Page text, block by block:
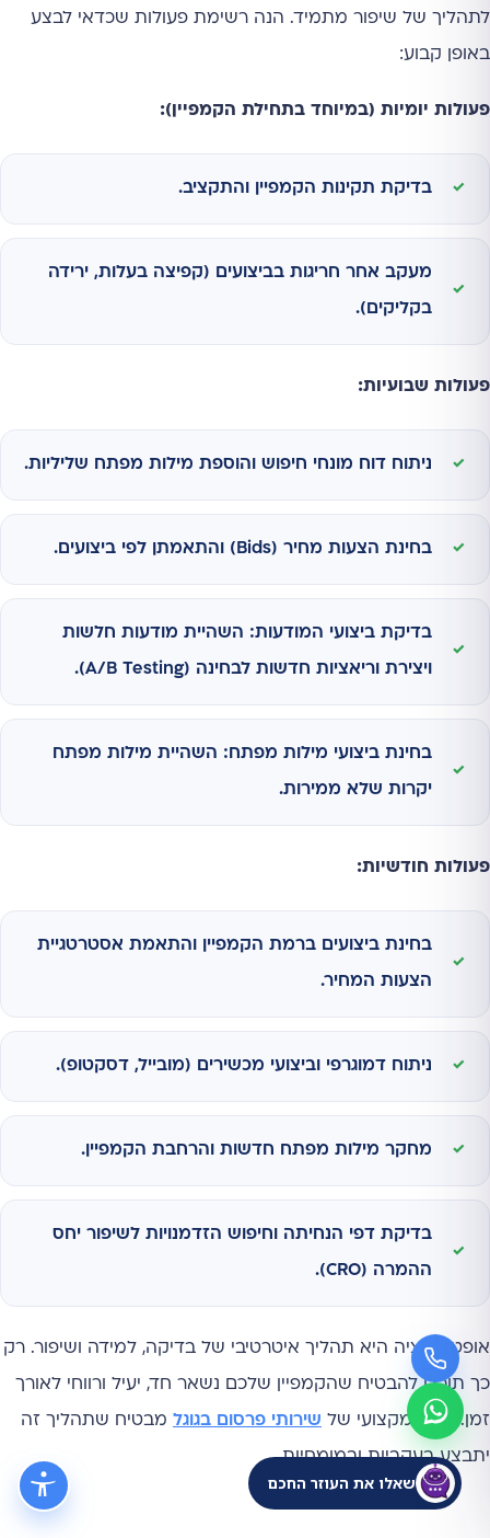
לתהליך של שיפור מתמיד. הנה רשימת פעולות שכדאי לבצע
באופן קבוע:
פעולות יומיות (במיוחד בתחילת הקמפיין):
בדיקת תקינות הקמפיין והתקציב.
מעקב אחר חריגות בביצועים (קפיצה בעלות, ירידה
בקליקים).
פעולות שבועיות:
ניתוח דוח מונחי חיפוש והוספת מילות מפתח שליליות.
בחינת הצעות מחיר (Bids) והתאמתן לפי ביצועים.
בדיקת ביצועי המודעות: השהיית מודעות חלשות
ויצירת וריאציות חדשות לבחינה (A/B Testing).
בחינת ביצועי מילות מפתח: השהיית מילות מפתח
יקרות שלא ממירות.
פעולות חודשיות:
בחינת ביצועים ברמת הקמפיין והתאמת אסטרטגיית
הצעות המחיר.
ניתוח דמוגרפי וביצועי מכשירים (מובייל, דסקטופ).
מחקר מילות מפתח חדשות והרחבת הקמפיין.
בדיקת דפי הנחיתה וחיפוש הזדמנויות לשיפור יחס
ההמרה (CRO).
אופטימיזציה היא תהליך איטרטיבי של בדיקה, למידה ושיפור. רק
כך תוכלו להבטיח שהקמפיין שלכם נשאר חד, יעיל ורווחי לאורך
זמן. ניהול מקצועי של שירותי פרסום בגוגל מבטיח שתהליך זה
יתבצע בעקביות ובמומחיות.
שאלו את העוזר החכם